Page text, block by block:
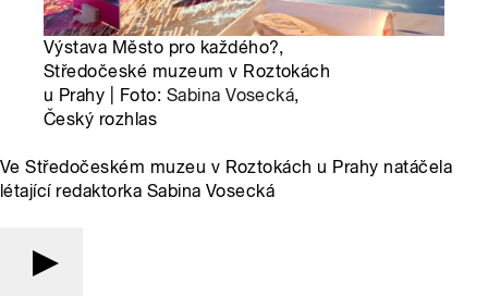
Výstava Město pro každého?,
Středočeské muzeum v Roztokách
u Prahy | Foto: Sabina Vosecká,
Český rozhlas
Ve Středočeském muzeu v Roztokách u Prahy natáčela
létající redaktorka Sabina Vosecká